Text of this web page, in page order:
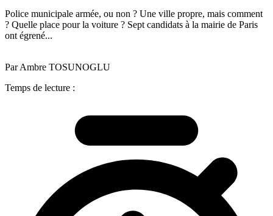
Police municipale armée, ou non ? Une ville propre, mais comment
? Quelle place pour la voiture ? Sept candidats à la mairie de Paris
ont égrené...
Par Ambre TOSUNOGLU
Temps de lecture :